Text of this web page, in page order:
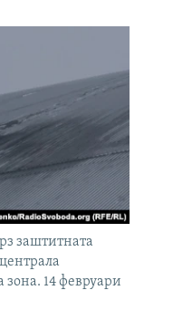
заштитната
14 февруари